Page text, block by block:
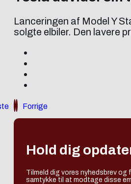
Lanceringen af Model Y
solgte elbiler. Den lavere
Forrige
Hold dig
Tilmeld dig vores nyhedsbrev
samtykke til at modtage disse